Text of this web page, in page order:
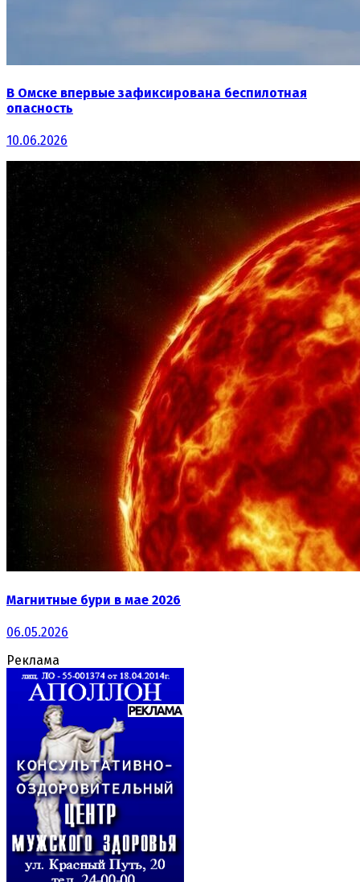
В Омске впервые зафиксирована беспилотная
опасность
10.06.2026
Магнитные бури в мае 2026
06.05.2026
Реклама